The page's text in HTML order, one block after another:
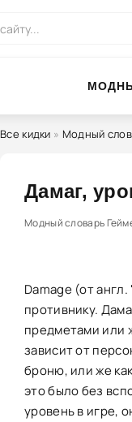
Все кидки » Модный
Дамаг,
Модный словарь
0 1
Damage (от
противнику.
предметами или
зависит от
броню, или же
это было без
уровень в игре,